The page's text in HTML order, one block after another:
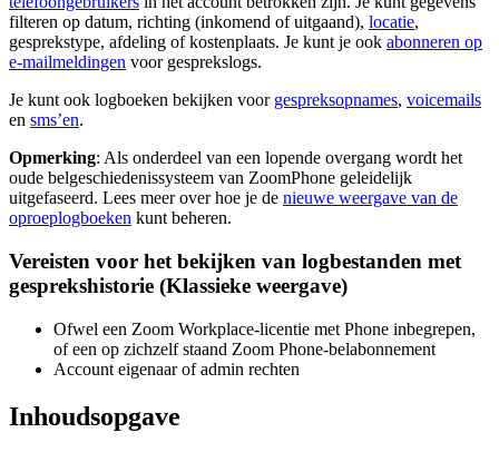
filteren op datum, richting (inkomend of uitgaand), locatie,
gesprekstype, afdeling of kostenplaats. Je kunt je ook abonneren op
e-mailmeldingen voor gesprekslogs.
Je kunt ook logboeken bekijken voor gespreksopnames, voicemails
en sms’en.
Opmerking: Als onderdeel van een lopende overgang wordt het
oude belgeschiedenissysteem van ZoomPhone geleidelijk
uitgefaseerd. Lees meer over hoe je de nieuwe weergave van de
oproeplogboeken kunt beheren.
Vereisten voor het bekijken van logbestanden met
gesprekshistorie (Klassieke weergave)
Ofwel een Zoom Workplace-licentie met Phone inbegrepen,
of een op zichzelf staand Zoom Phone-belabonnement
Account eigenaar of admin rechten
Inhoudsopgave